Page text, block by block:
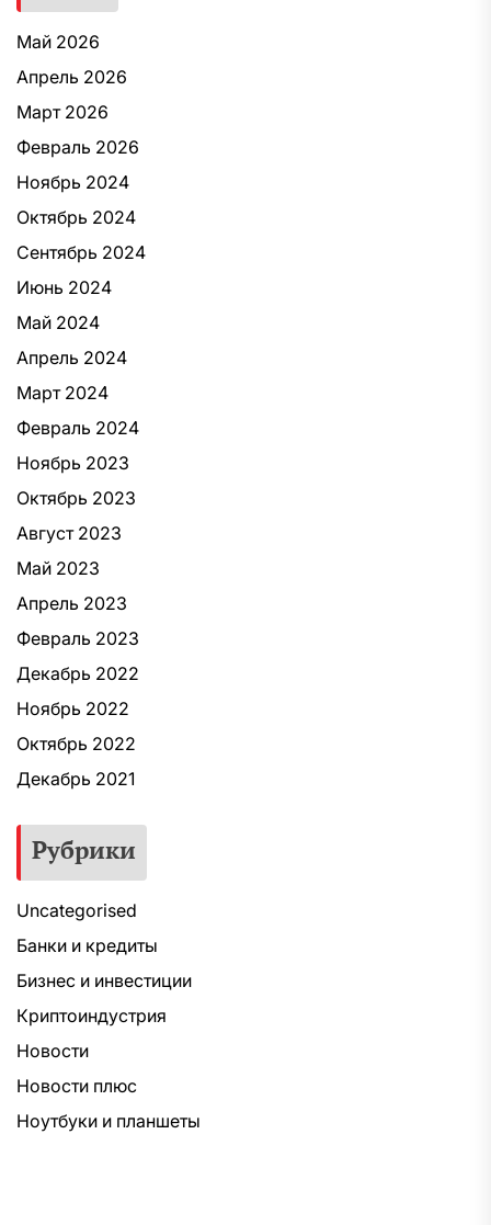
Май 2026
Апрель 2026
Март 2026
Февраль 2026
Ноябрь 2024
Октябрь 2024
Сентябрь 2024
Июнь 2024
Май 2024
Апрель 2024
Март 2024
Февраль 2024
Ноябрь 2023
Октябрь 2023
Август 2023
Май 2023
Апрель 2023
Февраль 2023
Декабрь 2022
Ноябрь 2022
Октябрь 2022
Декабрь 2021
Рубрики
Uncategorised
Банки и кредиты
Бизнес и инвестиции
Криптоиндустрия
Новости
Новости плюс
Ноутбуки и планшеты